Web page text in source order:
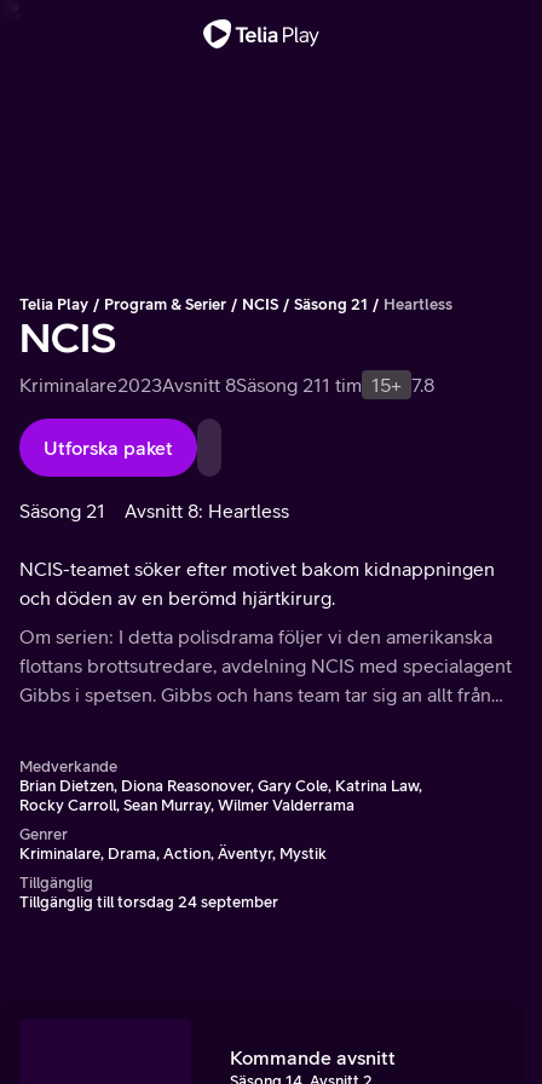
Telia Play Program & Serier NCIS Säsong 21 Heartless
NCIS
Kriminalare2023Avsnitt 8Säsong 211 tim 15+ 7.8
Utforska paket
Säsong 21 Avsnitt 8: Heartless
NCIS-teamet söker efter motivet bakom kidnappningen
och döden av en berömd hjärtkirurg.
Om serien: I detta polisdrama följer vi den amerikanska
flottans brottsutredare, avdelning NCIS med specialagent
Gibbs i spetsen. Gibbs och hans team tar sig an allt från
Medverkande
Brian Dietzen, Diona Reasonover, Gary Cole, Katrina Law,
Rocky Carroll, Sean Murray, Wilmer Valderrama
Genrer
Kriminalare, Drama, Action, Äventyr, Mystik
Tillgänglig
Tillgänglig till torsdag 24 september
Kommande avsnitt